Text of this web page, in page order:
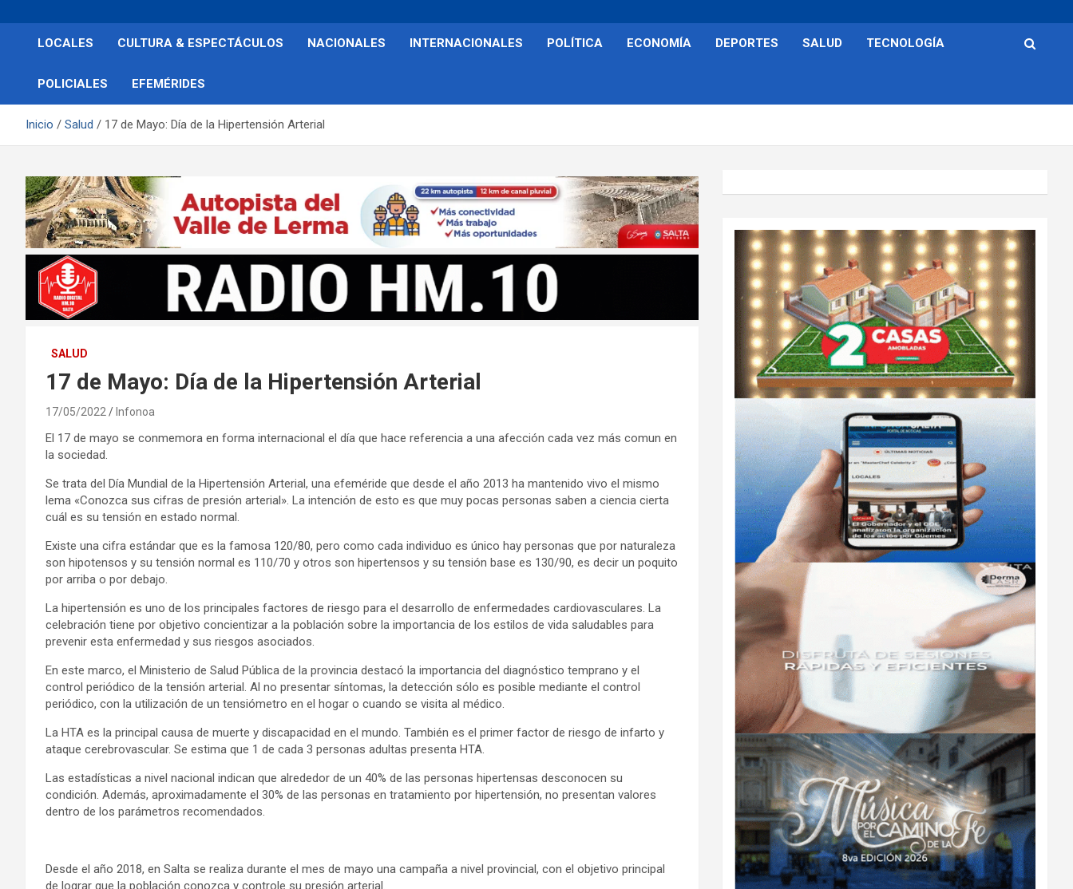
Infonoa Salta
LOCALES CULTURA & ESPECTÁCULOS NACIONALES INTERNACIONALES POLÍTICA ECONOMÍA DEPORTES SALUD TECNOLOGÍA
POLICIALES EFEMÉRIDES
Inicio Salud 17 de Mayo: Día de la Hipertensión Arterial
SALUD
17 de Mayo: Día de la Hipertensión Arterial
17/05/2022 Infonoa
El 17 de mayo se conmemora en forma internacional el día que hace referencia a una afección cada vez más comun en
la sociedad.
Se trata del Día Mundial de la Hipertensión Arterial, una efeméride que desde el año 2013 ha mantenido vivo el mismo
lema «Conozca sus cifras de presión arterial». La intención de esto es que muy pocas personas saben a ciencia cierta
cuál es su tensión en estado normal.
Existe una cifra estándar que es la famosa 120/80, pero como cada individuo es único hay personas que por naturaleza
son hipotensos y su tensión normal es 110/70 y otros son hipertensos y su tensión base es 130/90, es decir un poquito
por arriba o por debajo.
La hipertensión es uno de los principales factores de riesgo para el desarrollo de enfermedades cardiovasculares. La
celebración tiene por objetivo concientizar a la población sobre la importancia de los estilos de vida saludables para
prevenir esta enfermedad y sus riesgos asociados.
En este marco, el Ministerio de Salud Pública de la provincia destacó la importancia del diagnóstico temprano y el
control periódico de la tensión arterial. Al no presentar síntomas, la detección sólo es posible mediante el control
periódico, con la utilización de un tensiómetro en el hogar o cuando se visita al médico.
La HTA es la principal causa de muerte y discapacidad en el mundo. También es el primer factor de riesgo de infarto y
ataque cerebrovascular. Se estima que 1 de cada 3 personas adultas presenta HTA.
Las estadísticas a nivel nacional indican que alrededor de un 40% de las personas hipertensas desconocen su
condición. Además, aproximadamente el 30% de las personas en tratamiento por hipertensión, no presentan valores
dentro de los parámetros recomendados.
Desde el año 2018, en Salta se realiza durante el mes de mayo una campaña a nivel provincial, con el objetivo principal
de lograr que la población conozca y controle su presión arterial.